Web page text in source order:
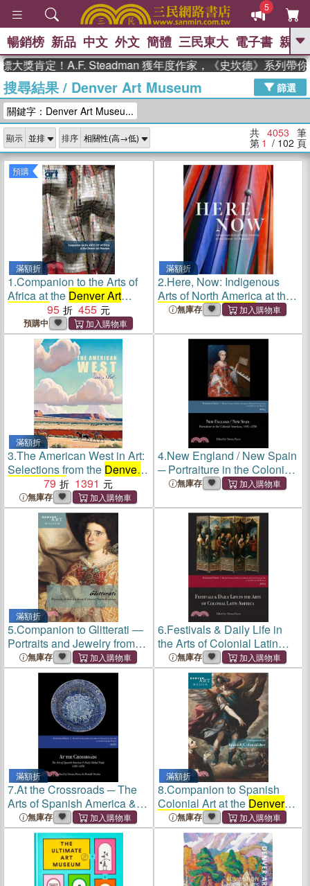
5
GO
熱搜： 東野圭吾 高希均教授回憶錄
、 The Odyssey 、 父親節 、 如果歷
獎 臺灣漫遊錄 、 方念華 、 台灣的李
登輝時代
數學女孩：黎曼猜想 、
偉大的迷走神經
暢銷榜 新品 中文 外文 簡體 三民東大 電子書 親子
定！A.F. Steadman 獲年度作家，《史坎德》系列帶你踏上熱
搜尋結果/ Denver Art Museum
篩選
關鍵字：Denver Art Museu...
顯示 排序 共 4053 筆
第 1 / 102 頁
預購
滿額折
1.Companion to the Arts of
Africa at the Denver Art
Museum95 455
預購中
滿額折
2.Here, Now: Indigenous
Arts of North America at the
Denver Art Museum
無庫存
滿額折
3.The American West in Art:
Selections from the Denver
Art Museum
79 1391
無庫存
4.New England / New Spain
─ Portraiture in the Colonial
Americas, 1492?850:
Mayer Center Symposium at
Denver Art Museum
無庫存
滿額折
5.Companion to Glitterati ―
Portraits and Jewelry from
Colonial Latin America at
theDenver Art Museum
無庫存
6.Festivals & Daily Life in
the Arts of Colonial Latin
America, 1492-1850 ─
Papers from the 2012 Mayer
Center Symposium at the
Denver Art Museum
無庫存
滿額折
7.At the Crossroads ─ The
Arts of Spanish America &
Early Global Trade, 1492?
850: Papers From the 2010
Mayer Center Symposium at
Denver Art Museum
無庫存
滿額折
8.Companion to Spanish
Colonial Art at the Denver
Art Museum
無庫存